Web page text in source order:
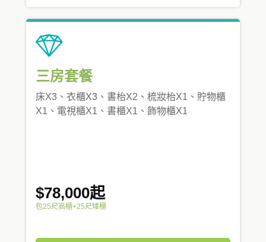
三房套餐
床X3、衣櫃X3、書枱X2、梳妝枱X1、貯物櫃
X1、電視櫃X1、書櫃X1、飾物櫃X1
$78,000起
包25尺高櫃+25尺矮櫃